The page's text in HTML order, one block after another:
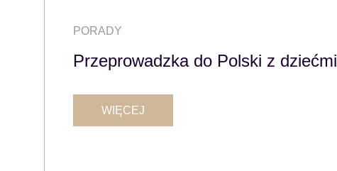
PORADY
Przeprowadzka do Polski z dziećmi
WIĘCEJ